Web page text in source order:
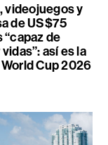
videojuegos y
de US$75
“capaz de
así es la
Cup 2026